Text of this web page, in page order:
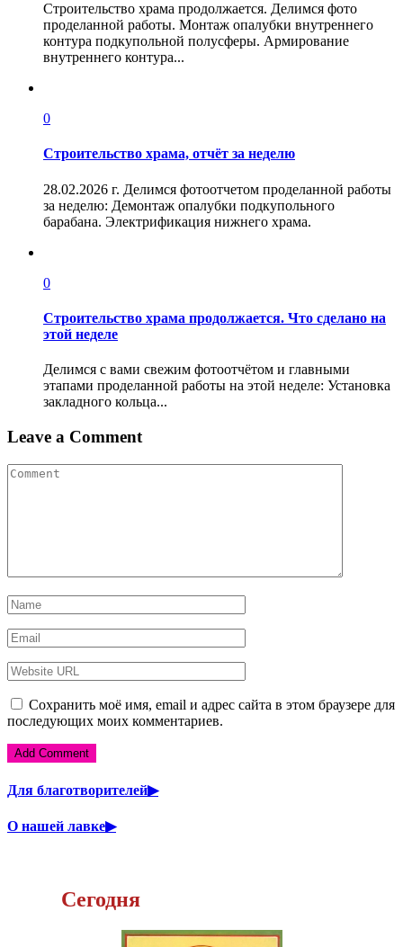
Строительство храма продолжается. Делимся фото
проделанной работы. Монтаж опалубки внутреннего
контура подкупольной полусферы. Армирование
внутреннего контура...
0
Строительство храма, отчёт за неделю
28.02.2026 г. Делимся фотоотчетом проделанной работы
за неделю: Демонтаж опалубки подкупольного
барабана. Электрификация нижнего храма.
0
Строительство храма продолжается. Что сделано на
этой неделе
Делимся с вами свежим фотоотчётом и главными
этапами проделанной работы на этой неделе: Установка
закладного кольца...
Leave a Comment
Сохранить моё имя, email и адрес сайта в этом браузере для
последующих моих комментариев.
Для благотворителей▶
О нашей лавке▶
Сегодня